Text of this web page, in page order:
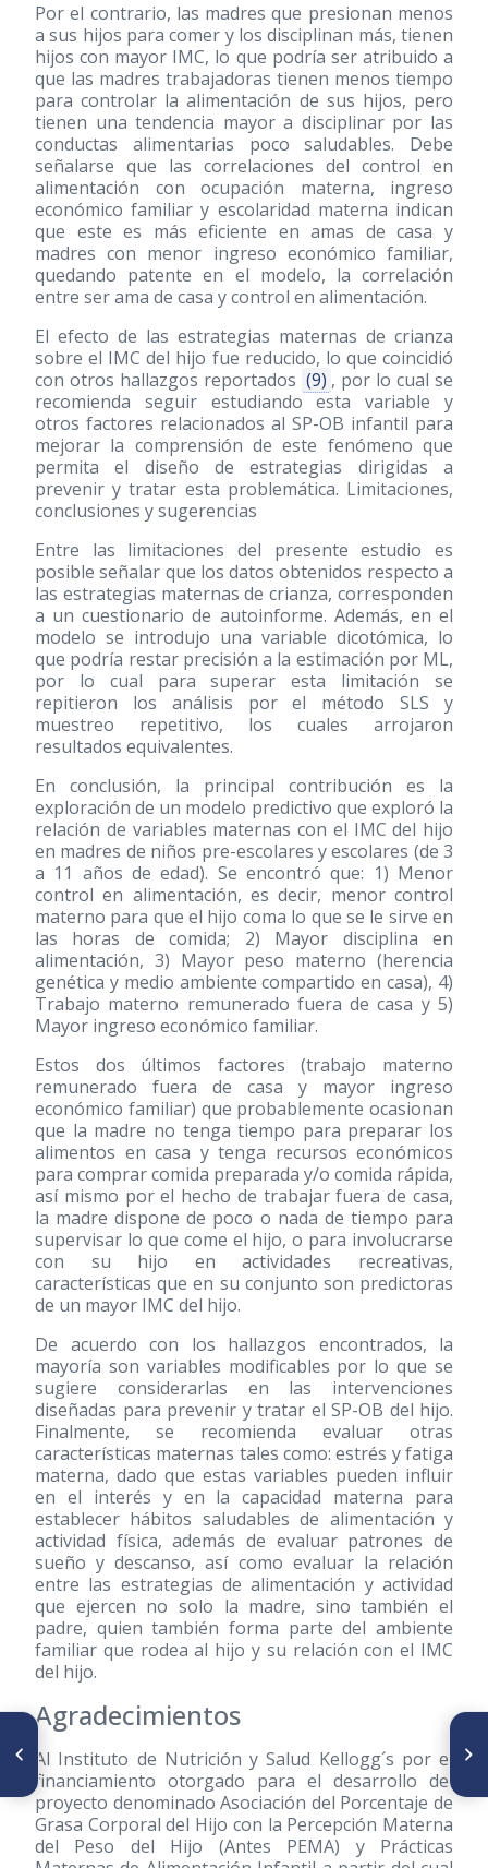
Por el contrario, las madres que presionan menos
a sus hijos para comer y los disciplinan más, tienen
hijos con mayor IMC, lo que podría ser atribuido a
que las madres trabajadoras tienen menos tiempo
para controlar la alimentación de sus hijos, pero
tienen una tendencia mayor a disciplinar por las
conductas alimentarias poco saludables. Debe
señalarse que las correlaciones del control en
alimentación con ocupación materna, ingreso
económico familiar y escolaridad materna indican
que este es más eficiente en amas de casa y
madres con menor ingreso económico familiar,
quedando patente en el modelo, la correlación
entre ser ama de casa y control en alimentación.
El efecto de las estrategias maternas de crianza
sobre el IMC del hijo fue reducido, lo que coincidió
con otros hallazgos reportados (9) , por lo cual se
recomienda seguir estudiando esta variable y
otros factores relacionados al SP-OB infantil para
mejorar la comprensión de este fenómeno que
permita el diseño de estrategias dirigidas a
prevenir y tratar esta problemática. Limitaciones,
conclusiones y sugerencias
Entre las limitaciones del presente estudio es
posible señalar que los datos obtenidos respecto a
las estrategias maternas de crianza, corresponden
a un cuestionario de autoinforme. Además, en el
modelo se introdujo una variable dicotómica, lo
que podría restar precisión a la estimación por ML,
por lo cual para superar esta limitación se
repitieron los análisis por el método SLS y
muestreo repetitivo, los cuales arrojaron
resultados equivalentes.
En conclusión, la principal contribución es la
exploración de un modelo predictivo que exploró la
relación de variables maternas con el IMC del hijo
en madres de niños pre-escolares y escolares (de 3
a 11 años de edad). Se encontró que: 1) Menor
control en alimentación, es decir, menor control
materno para que el hijo coma lo que se le sirve en
las horas de comida; 2) Mayor disciplina en
alimentación, 3) Mayor peso materno (herencia
genética y medio ambiente compartido en casa), 4)
Trabajo materno remunerado fuera de casa y 5)
Mayor ingreso económico familiar.
Estos dos últimos factores (trabajo materno
remunerado fuera de casa y mayor ingreso
económico familiar) que probablemente ocasionan
que la madre no tenga tiempo para preparar los
alimentos en casa y tenga recursos económicos
para comprar comida preparada y/o comida rápida,
así mismo por el hecho de trabajar fuera de casa,
la madre dispone de poco o nada de tiempo para
supervisar lo que come el hijo, o para involucrarse
con su hijo en actividades recreativas,
características que en su conjunto son predictoras
de un mayor IMC del hijo.
De acuerdo con los hallazgos encontrados, la
mayoría son variables modificables por lo que se
sugiere considerarlas en las intervenciones
diseñadas para prevenir y tratar el SP-OB del hijo.
Finalmente, se recomienda evaluar otras
características maternas tales como: estrés y fatiga
materna, dado que estas variables pueden influir
en el interés y en la capacidad materna para
establecer hábitos saludables de alimentación y
actividad física, además de evaluar patrones de
sueño y descanso, así como evaluar la relación
entre las estrategias de alimentación y actividad
que ejercen no solo la madre, sino también el
padre, quien también forma parte del ambiente
familiar que rodea al hijo y su relación con el IMC
del hijo.
Agradecimientos
Al Instituto de Nutrición y Salud Kellogg´s por el
financiamiento otorgado para el desarrollo del
proyecto denominado Asociación del Porcentaje de
Grasa Corporal del Hijo con la Percepción Materna
del Peso del Hijo (Antes PEMA) y Prácticas
ARTÍCULO ANTERIOR
Capacidad predictiva de los
índices antropométricos en la
detección de Síndrome
Metabólico en adultos
chilenos
Percentile distribution of
anthropometric variables in
pregnant women